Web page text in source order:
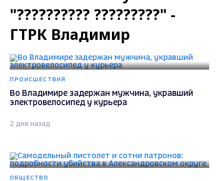
"?????????? ?????????" -
ГТРК Владимир
ПРОИСШЕСТВИЯ
Во Владимире задержан мужчина, укравший
электровелосипед у курьера
2 дня назад
ОБЩЕСТВО